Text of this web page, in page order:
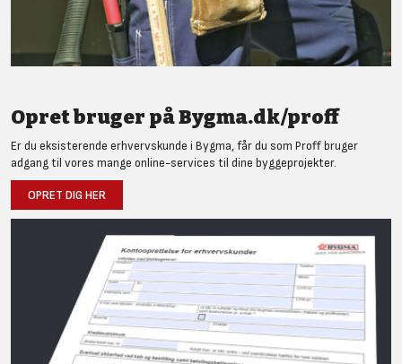
Opret bruger på Bygma.dk/proff
Er du eksisterende erhvervskunde i Bygma, får du som Proff bruger
adgang til vores mange online-services til dine byggeprojekter.
OPRET DIG HER